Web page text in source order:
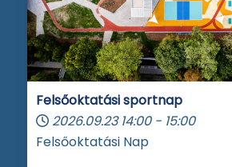
Felsőoktatási sportnap
2026.09.23 14:00 - 15:00
Felsőoktatási Nap